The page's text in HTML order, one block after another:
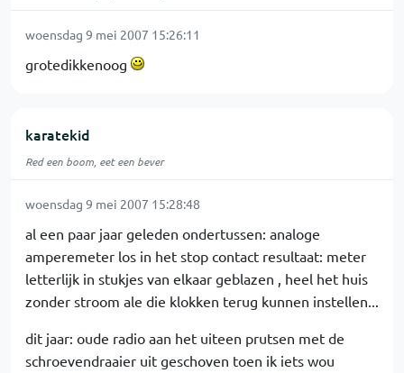
woensdag 9 mei 2007 15:26:11
grotedikkenoog
karatekid
Red een boom, eet een bever
woensdag 9 mei 2007 15:28:48
al een paar jaar geleden ondertussen: analoge
amperemeter los in het stop contact resultaat: meter
letterlijk in stukjes van elkaar geblazen , heel het huis
zonder stroom ale die klokken terug kunnen instellen...
dit jaar: oude radio aan het uiteen prutsen met de
schroevendraaier uit geschoven toen ik iets wou